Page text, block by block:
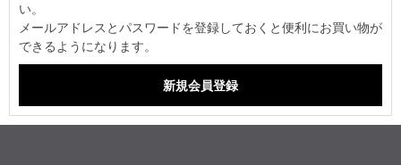
い。
メールアドレスとパスワードを登録しておくと便利にお買い物が
できるようになります。